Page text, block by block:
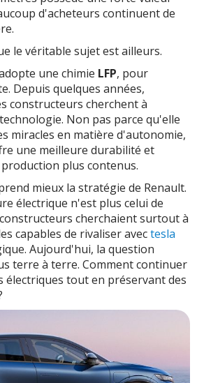
d'acheteurs continuent de
le véritable sujet est ailleurs.
une chimie LFP, pour
Depuis quelques années,
constructeurs cherchent à
Non pas parce qu'elle
miracles en matière d'autonomie,
une meilleure durabilité et
plus contenus.
mieux la stratégie de Renault.
électrique n'est plus celui de
cherchaient surtout à
capables de rivaliser avectesla
Aujourd'hui, la question
terre à terre. Comment continuer
électriques tout en préservant des